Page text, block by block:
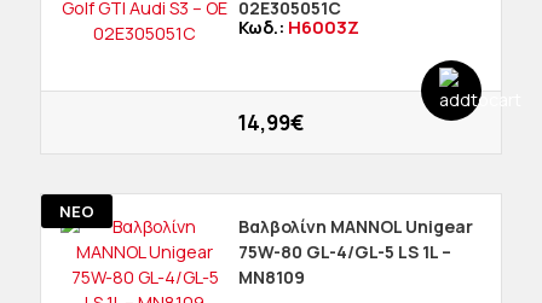
02E305051C
Κωδ.: H6003Z
14,99€
ΝΕΟ
Βαλβολίνη MANNOL Unigear
75W-80 GL-4/GL-5 LS 1L –
MN8109